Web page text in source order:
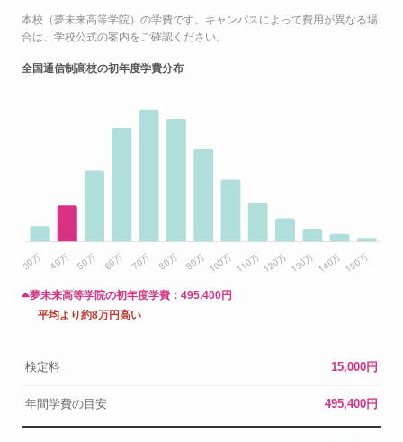
本校（夢未来高等学院）の学費です。キャンパスによって費用が異なる場
合は、学校公式の案内をご確認ください。
全国通信制高校の初年度学費分布
夢未来高等学院の初年度学費： 495,400円
平均より約8万円高い
検定料 15,000円
年間学費の目安 495,400円